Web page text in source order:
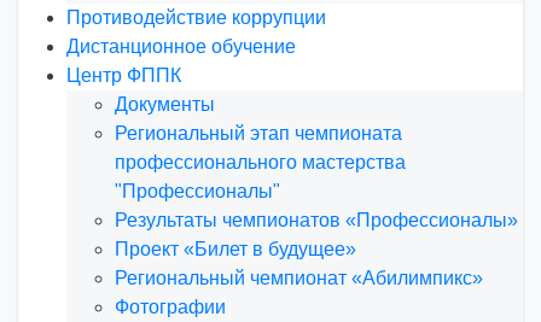
Противодействие коррупции
Дистанционное обучение
Центр ФППК
Документы
Региональный этап чемпионата
профессионального мастерства
"Профессионалы"
Результаты чемпионатов «Профессионалы»
Проект «Билет в будущее»
Региональный чемпионат «Абилимпикс»
Фотографии